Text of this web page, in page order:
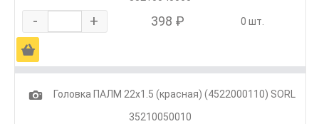
- + 398 ₽ 0 шт.
Ä
1
Головка ПАЛМ 22х1.5 (красная) (4522000110) SORL
35210050010